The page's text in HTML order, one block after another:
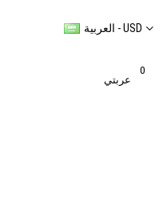
العربية - USD
عربتي
0